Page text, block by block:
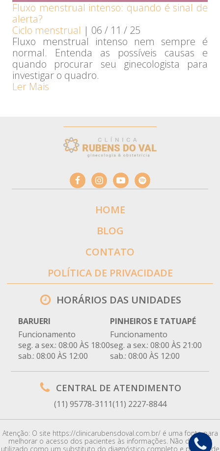
Fluxo menstrual intenso: quando é sinal de
alerta?
Ciclo menstrual | 06 / 11 / 25
Fluxo menstrual intenso nem sempre é
normal. Entenda as possíveis causas e
quando procurar seu ginecologista para
investigar o quadro.
Ler Mais
HOME
BLOG
CONTATO
POLÍTICA DE PRIVACIDADE
HORÁRIOS DAS UNIDADES
BARUERI
Funcionamento
seg. a sex.: 08:00 ÀS 18:00
sab.: 08:00 ÀS 12:00
PINHEIROS E TATUAPÉ
Funcionamento
seg. a sex.: 08:00 ÀS 21:00
sab.: 08:00 ÀS 12:00
CENTRAL DE ATENDIMENTO
(11) 95778-3111(11) 2227-8844
Atenção: O site https://clinicarubensdoval.com.br/ é uma fonte para
melhorar o acesso dos pacientes às informações. Não deve ser
utilizado como um substituto do diagnóstico completo e preciso de